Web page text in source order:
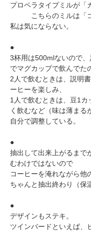
プロペラタイプミルが「
こちらのミルは「ゴ
私は気にならない。
●
3杯用は500mlないので
でマグカップで飲んでた
2人で飲むときは、説明
ーヒーを楽しみ、
1人で飲むときは、豆1
く飲むなど（味は薄まる
自分で調整している。
●
抽出して出来上がるまで
むわけではないので
コーヒーを淹れながら他
ちゃんと抽出終わり（保
●
デザインもステキ。
ツインバードといえば、